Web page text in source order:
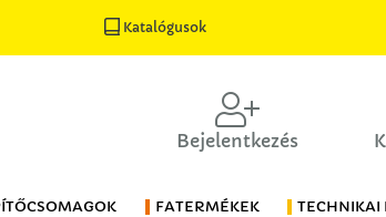
Katalógusok
Bejelentkezés
FATERMÉKEK TECHNIKAI